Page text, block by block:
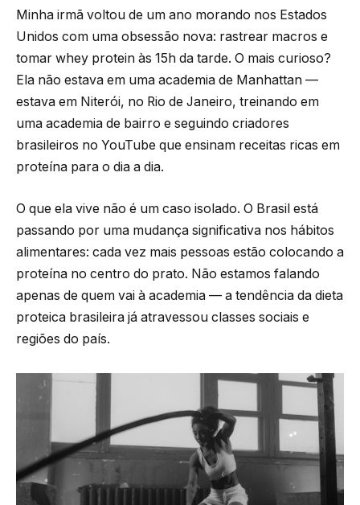
Minha irmã voltou de um ano morando nos Estados
Unidos com uma obsessão nova: rastrear macros e
tomar whey protein às 15h da tarde. O mais curioso?
Ela não estava em uma academia de Manhattan —
estava em Niterói, no Rio de Janeiro, treinando em
uma academia de bairro e seguindo criadores
brasileiros no YouTube que ensinam receitas ricas em
proteína para o dia a dia.
O que ela vive não é um caso isolado. O Brasil está
passando por uma mudança significativa nos hábitos
alimentares: cada vez mais pessoas estão colocando a
proteína no centro do prato. Não estamos falando
apenas de quem vai à academia — a tendência da dieta
proteica brasileira já atravessou classes sociais e
regiões do país.